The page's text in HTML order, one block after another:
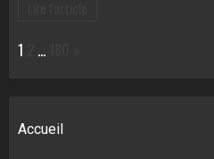
Page:
1 …
Accueil